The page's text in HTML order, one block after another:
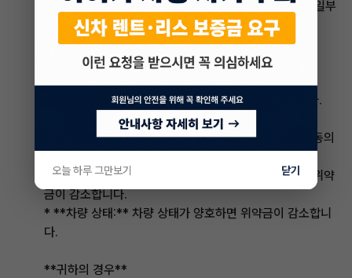
금을 납부해야 할 수 있습니다. 위약금은 잔여 렌트료의 일부
입니다.
**위약금 납부 여부**
위약금 납부 여부는 다음과 같은 요인에 따라 달라집니다.
* **기존 이용자의 동의 여부:** 기존 이용자가 승계에 동의
* **잔여 렌트료 기간:** 잔여 렌트료 기간이 짧을수록 위약
금이 감소합니다.
* **차량 상태:** 차량 상태가 양호하면 위약금이 감소합니
다.
**귀하의 경우**
오늘 하루 그만보기 닫기